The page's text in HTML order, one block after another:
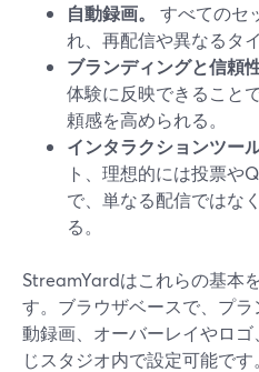
自動録画。
すべてのセ
れ、再配信や異なるタ
ブランディングと信頼性
体験に反映できること
頼感を高められる。
インタラクションツール
ト、理想的には投票や
で、単なる配信ではな
る。
StreamYardはこれらの基本
す。ブラウザベースで、プ
動録画、オーバーレイやロ
じスタジオ内で設定可能です